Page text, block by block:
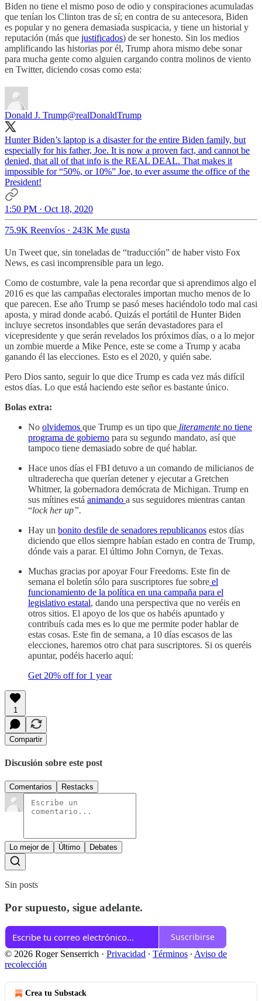
Biden no tiene el mismo poso de odio y conspiraciones acumuladas
que tenían los Clinton tras de sí; en contra de su antecesora, Biden
es popular y no genera demasiada suspicacia, y tiene un historial y
reputación (más que justificados) de ser honesto. Sin los medios
amplificando las historias por él, Trump ahora mismo debe sonar
para mucha gente como alguien cargando contra molinos de viento
en Twitter, diciendo cosas como esta:
Donald J. Trump@realDonaldTrump
Hunter Biden’s laptop is a disaster for the entire Biden family, but
especially for his father, Joe. It is now a proven fact, and cannot be
denied, that all of that info is the REAL DEAL. That makes it
impossible for “50%, or 10%” Joe, to ever assume the office of the
President!
1:50 PM · Oct 18, 2020
75.9K Reenvíos · 243K Me gusta
Un Tweet que, sin toneladas de “traducción” de haber visto Fox
News, es casi incomprensible para un lego.
Como de costumbre, vale la pena recordar que si aprendimos algo el
2016 es que las campañas electorales importan mucho menos de lo
que parecen. Ese año Trump se pasó meses haciéndolo todo mal casi
aposta, y mirad donde acabó. Quizás el portátil de Hunter Biden
incluye secretos insondables que serán devastadores para el
vicepresidente y que serán revelados los próximos días, o a lo mejor
un zombie muerde a Mike Pence, este se come a Trump y acaba
ganando él las elecciones. Esto es el 2020, y quién sabe.
Pero Dios santo, seguir lo que dice Trump es cada vez más difícil
estos días. Lo que está haciendo este señor es bastante único.
Bolas extra:
No olvidemos que Trump es un tipo que literamente no tiene
programa de gobierno para su segundo mandato, así que
tampoco tiene demasiado sobre de qué hablar.
Hace unos días el FBI detuvo a un comando de milicianos de
ultraderecha que querían detener y ejecutar a Gretchen
Whitmer, la gobernadora demócrata de Michigan. Trump en
sus mítines está animando a sus seguidores mientras cantan
“lock her up”.
Hay un bonito desfile de senadores republicanos estos días
diciendo que ellos siempre habían estado en contra de Trump,
dónde vais a parar. El último John Cornyn, de Texas.
Muchas gracias por apoyar Four Freedoms. Este fin de
semana el boletín sólo para suscriptores fue sobre el
funcionamiento de la política en una campaña para el
legislativo estatal, dando una perspectiva que no veréis en
otros sitios. El apoyo de los que os habéis apuntado y
contribuís cada mes es lo que me permite poder hablar de
estas cosas. Este fin de semana, a 10 días escasos de las
elecciones, haremos otro chat para suscriptores. Si os queréis
apuntar, podéis hacerlo aquí:
Get 20% off for 1 year
1
Compartir
Discusión sobre este post
Comentarios Restacks
Lo mejor de Último Debates
Sin posts
Por supuesto, sigue adelante.
Suscribirse
© 2026 Roger Senserrich · Privacidad ∙ Términos ∙ Aviso de
recolección
Crea tu Substack